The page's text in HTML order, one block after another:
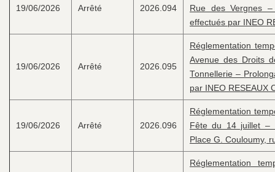
19/06/2026 Arrêté 2026.094
Rue des Vergnes
effectués par INEO
19/06/2026 Arrêté 2026.095
Réglementation
Avenue des Droits
Tonnellerie –
par INEO RESEAUX
19/06/2026 Arrêté 2026.096
Réglementation
Fête du 14 juillet –
Place G. Couloumy,
Réglementation